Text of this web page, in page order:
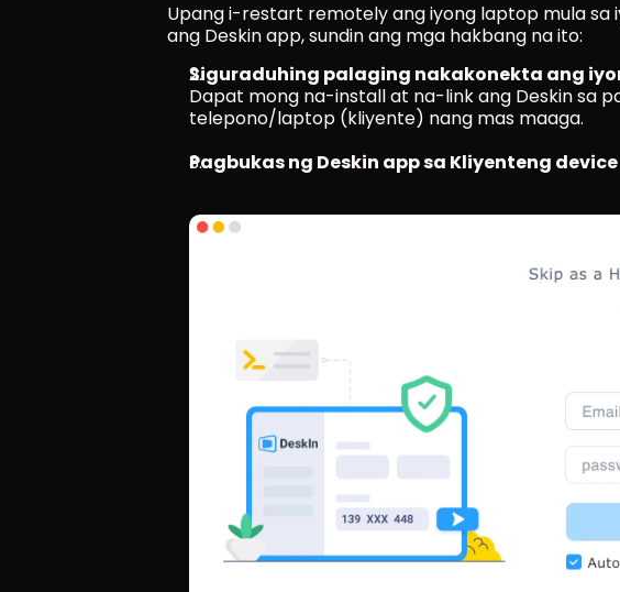
Upang i-restart remotely ang iyong laptop mula
ang Deskin app, sundin ang mga hakbang na ito:
Siguraduhing palaging nakakonekta ang
Dapat mong na-install at na-link ang Deskin sa
telepono/laptop (kliyente) nang mas maaga.
Pagbukas ng Deskin app sa Kliyenteng device